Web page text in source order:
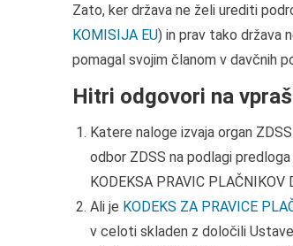
Zato, ker država ne želi urediti
KOMISIJA EU) in prav tako država
pomagal svojim članom v davčnih
Hitri odgovori na
Katere naloge izvaja organ
odbor ZDSS na podlagi
KODEKSA PRAVIC PLAČNIKOV
Ali je KODEKS ZA PRAVICE
v celoti skladen z določili